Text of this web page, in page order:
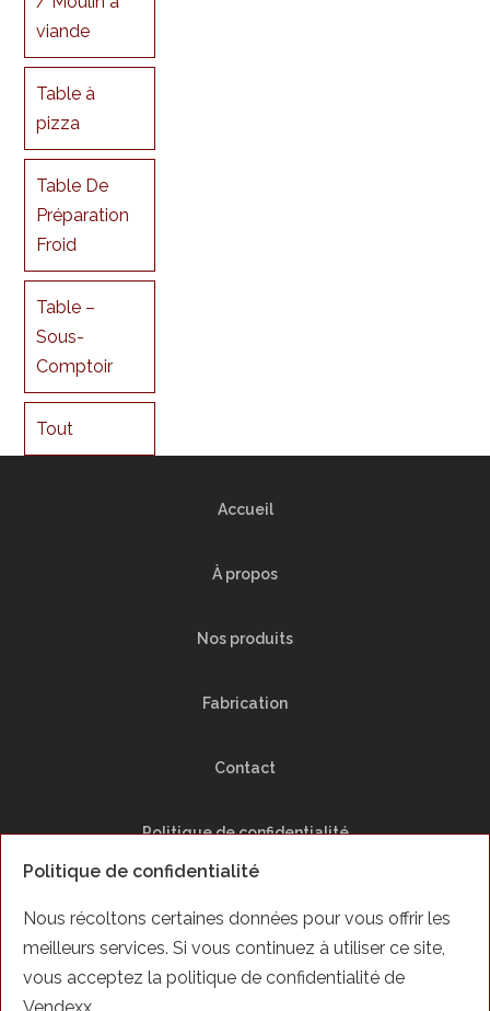
viande
Table à
pizza
Table De
Préparation
Froid
Table –
Sous-
Comptoir
Tout
Accueil
À propos
Nos produits
Fabrication
Contact
Politique de confidentialité
Politique de confidentialité
Nous récoltons certaines données pour vous offrir les
meilleurs services. Si vous continuez à utiliser ce site,
vous acceptez la politique de confidentialité de